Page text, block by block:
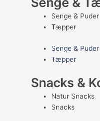
Senge & Puder
Tæpper
Senge & Puder
Tæpper
Snacks &
Natur Snacks
Snacks